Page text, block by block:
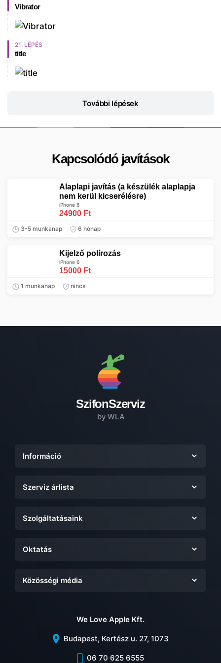
Vibrator
21. LÉPÉS
title
További lépések
Kapcsolódó javítások
Alaplapi javítás (a készülék alaplapja
nem kerül kicserélésre)
iPhone 6
24900 Ft
3-5 munkanap 6 hónap
Kijelző polírozás
iPhone 6
15000 Ft
1 munkanap nincs
SzifonSzerviz
by WLA
Információ
Szerviz árlista
Szolgáltatásaink
Oktatás
Közösségi média
We Love Apple Kft.
Budapest, Kertész u. 27, 1073
06 70 625 6555